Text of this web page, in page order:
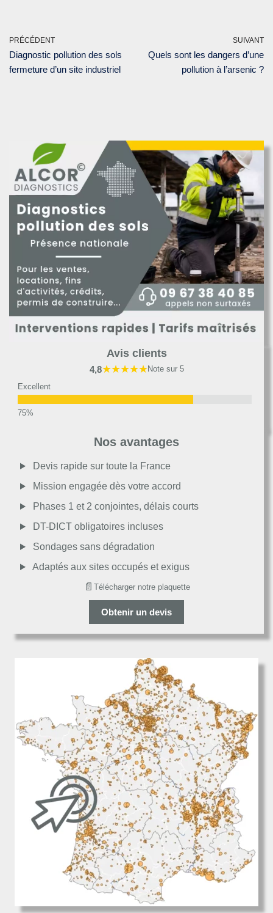
PRÉCÉDENT
Diagnostic pollution des sols
fermeture d’un site industriel
SUIVANT
Quels sont les dangers d’une
pollution à l’arsenic ?
Avis clients
4,8★★★★★Note sur 5
Excellent
Moyen
Passable
Décevant
Nos avantages
Devis rapide sur toute la France
Mission engagée dès votre accord
Phases 1 et 2 conjointes, délais courts
DT-DICT obligatoires incluses
Sondages sans dégradation
Adaptés aux sites occupés et exigus
📄 Télécharger notre plaquette
Obtenir un devis